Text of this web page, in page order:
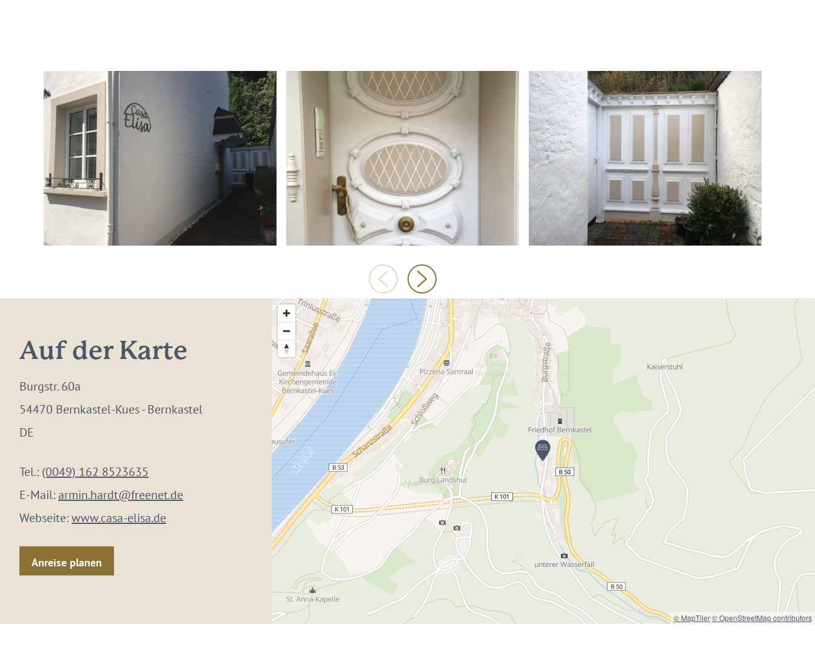
Auf der Karte
Burgstr. 60a
54470 Bernkastel-Kues - Bernkastel
DE
Tel.: (0049) 162 8523635
E-Mail: armin.hardt@freenet.de
Webseite:www.casa-elisa.de
Anreise planen
© MapTiler© OpenStreetMap contributors